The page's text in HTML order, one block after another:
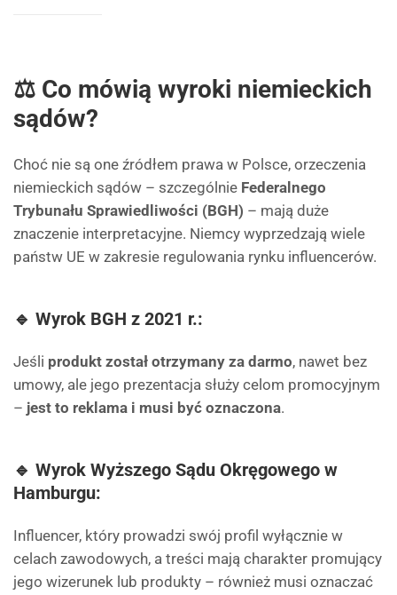
⚖ Co mówią wyroki niemieckich
sądów?
Choć nie są one źródłem prawa w Polsce, orzeczenia
niemieckich sądów – szczególnie Federalnego
Trybunału Sprawiedliwości (BGH) – mają duże
znaczenie interpretacyjne. Niemcy wyprzedzają wiele
państw UE w zakresie regulowania rynku influencerów.
🔹 Wyrok BGH z 2021 r.:
Jeśli produkt został otrzymany za darmo, nawet bez
umowy, ale jego prezentacja służy celom promocyjnym
– jest to reklama i musi być oznaczona.
🔹 Wyrok Wyższego Sądu Okręgowego w
Hamburgu:
Influencer, który prowadzi swój profil wyłącznie w
celach zawodowych, a treści mają charakter promujący
jego wizerunek lub produkty – również musi oznaczać